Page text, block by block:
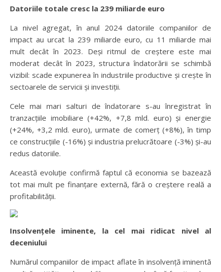
Datoriile totale cresc la 239 miliarde euro
La nivel agregat, în anul 2024 datoriile companiilor de
impact au urcat la 239 miliarde euro, cu 11 miliarde mai
mult decât în 2023. Deși ritmul de creștere este mai
moderat decât în 2023, structura îndatorării se schimbă
vizibil: scade expunerea în industriile productive și crește în
sectoarele de servicii și investiții.
Cele mai mari salturi de îndatorare s-au înregistrat în
tranzacțiile imobiliare (+42%, +7,8 mld. euro) și energie
(+24%, +3,2 mld. euro), urmate de comerț (+8%), în timp
ce construcțiile (-16%) și industria prelucrătoare (-3%) și-au
redus datoriile.
Această evoluție confirmă faptul că economia se bazează
tot mai mult pe finanțare externă, fără o creștere reală a
profitabilității.
Insolvențele iminente, la cel mai ridicat nivel al
deceniului
Numărul companiilor de impact aflate în insolvență iminentă